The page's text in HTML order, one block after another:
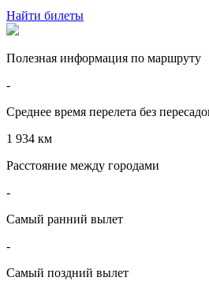
Найти билеты
Полезная информация по маршруту
-
Среднее время перелета без
1 934 км
Расстояние между городами
-
Самый ранний вылет
-
Самый поздний вылет